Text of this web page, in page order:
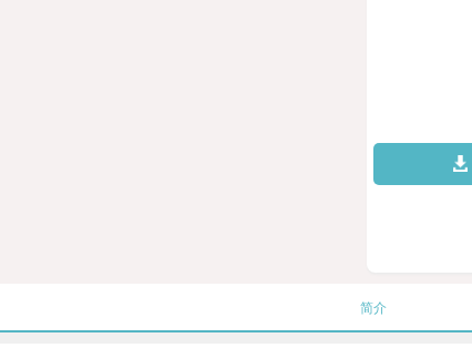
简介